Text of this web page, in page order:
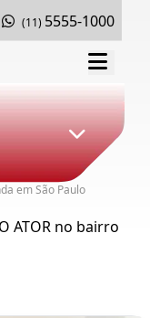
(11) 5555-1000
em São Paulo
ATOR no bairro